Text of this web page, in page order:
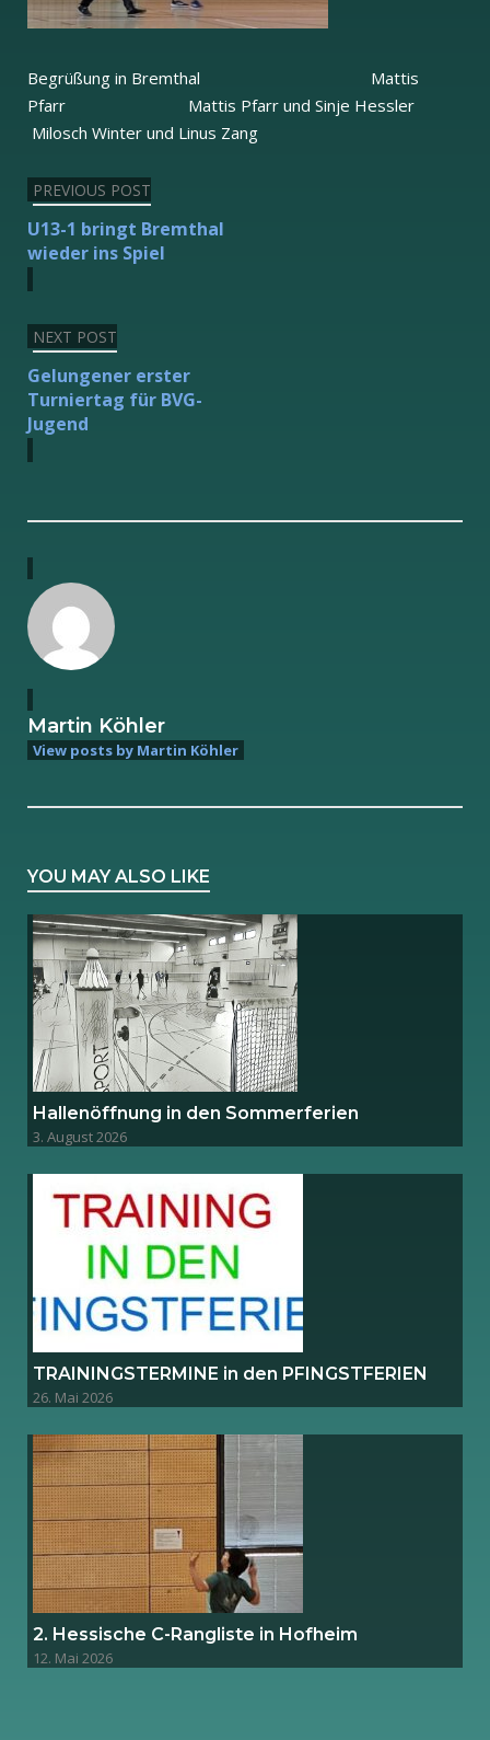
Begrüßung in Bremthal Mattis
Pfarr Mattis Pfarr und Sinje Hessler
Milosch Winter und Linus Zang
Beitragsnavigation
PREVIOUS POST
U13-1 bringt Bremthal
wieder ins Spiel
NEXT POST
Gelungener erster
Turniertag für BVG-
Jugend
Martin Köhler
View posts by Martin Köhler
YOU MAY ALSO LIKE
Hallenöffnung in den Sommerferien
3. August 2026
TRAININGSTERMINE in den PFINGSTFERIEN
26. Mai 2026
2. Hessische C-Rangliste in Hofheim
12. Mai 2026